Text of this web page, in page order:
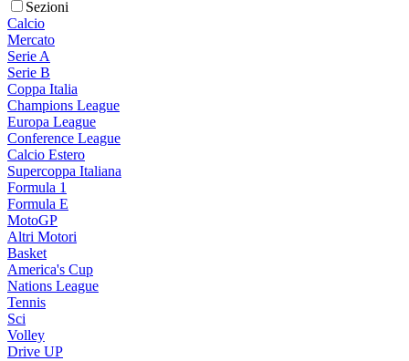
Sezioni
Calcio
Mercato
Serie A
Serie B
Coppa Italia
Champions League
Europa League
Conference League
Calcio Estero
Supercoppa Italiana
Formula 1
Formula E
MotoGP
Altri Motori
Basket
America's Cup
Nations League
Tennis
Sci
Volley
Drive UP